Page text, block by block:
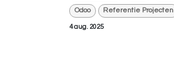
Odoo Referentie Projecten
4 aug. 2025